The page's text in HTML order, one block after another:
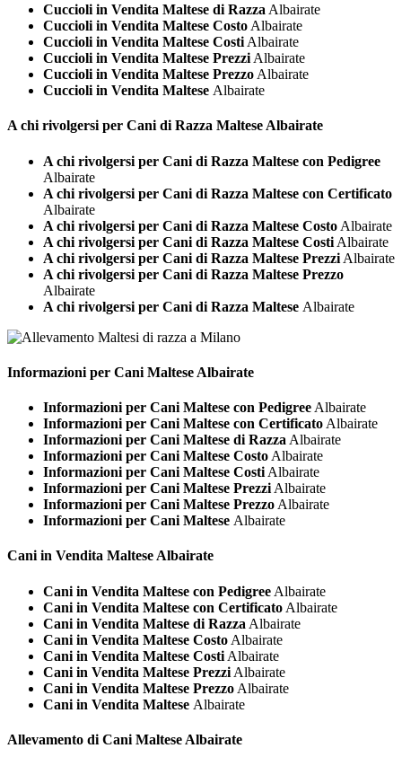
Cuccioli in Vendita Maltese di Razza Albairate
Cuccioli in Vendita Maltese Costo Albairate
Cuccioli in Vendita Maltese Costi Albairate
Cuccioli in Vendita Maltese Prezzi Albairate
Cuccioli in Vendita Maltese Prezzo Albairate
Cuccioli in Vendita Maltese Albairate
A chi rivolgersi per Cani di Razza Maltese Albairate
A chi rivolgersi per Cani di Razza Maltese con Pedigree
Albairate
A chi rivolgersi per Cani di Razza Maltese con Certificato
Albairate
A chi rivolgersi per Cani di Razza Maltese Costo Albairate
A chi rivolgersi per Cani di Razza Maltese Costi Albairate
A chi rivolgersi per Cani di Razza Maltese Prezzi Albairate
A chi rivolgersi per Cani di Razza Maltese Prezzo
Albairate
A chi rivolgersi per Cani di Razza Maltese Albairate
Informazioni per Cani Maltese Albairate
Informazioni per Cani Maltese con Pedigree Albairate
Informazioni per Cani Maltese con Certificato Albairate
Informazioni per Cani Maltese di Razza Albairate
Informazioni per Cani Maltese Costo Albairate
Informazioni per Cani Maltese Costi Albairate
Informazioni per Cani Maltese Prezzi Albairate
Informazioni per Cani Maltese Prezzo Albairate
Informazioni per Cani Maltese Albairate
Cani in Vendita Maltese Albairate
Cani in Vendita Maltese con Pedigree Albairate
Cani in Vendita Maltese con Certificato Albairate
Cani in Vendita Maltese di Razza Albairate
Cani in Vendita Maltese Costo Albairate
Cani in Vendita Maltese Costi Albairate
Cani in Vendita Maltese Prezzi Albairate
Cani in Vendita Maltese Prezzo Albairate
Cani in Vendita Maltese Albairate
Allevamento di Cani Maltese Albairate